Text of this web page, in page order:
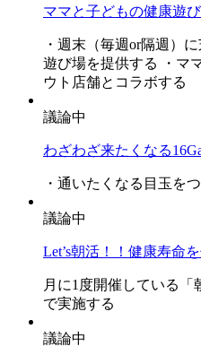
ママと子どもの健康遊
・週末（毎週or隔週）
遊び場を提供する ・マ
ウト店舗とコラボする
議論中
わざわざ来たくなる
・通いたくなる目玉を
議論中
Let’s朝活！！健康寿命
月に1度開催している「
で実施する
議論中